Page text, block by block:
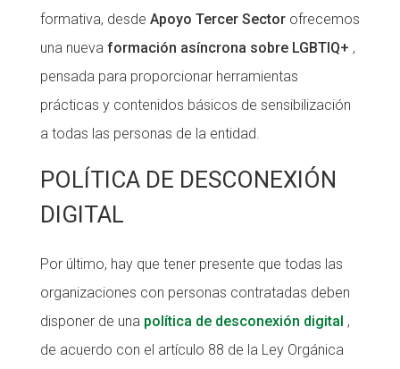
formativa, desde Apoyo Tercer Sectorofrecemos
una nueva formación asíncrona sobre LGBTIQ+ ,
pensada para proporcionar herramientas
prácticas y contenidos básicos de sensibilización
a todas las personas de la entidad.
POLÍTICA DE DESCONEXIÓN
DIGITAL
Por último, hay que tener presente que todas las
organizaciones con personas contratadas deben
disponer de una política de desconexión digital ,
de acuerdo con el artículo 88 de la Ley Orgánica